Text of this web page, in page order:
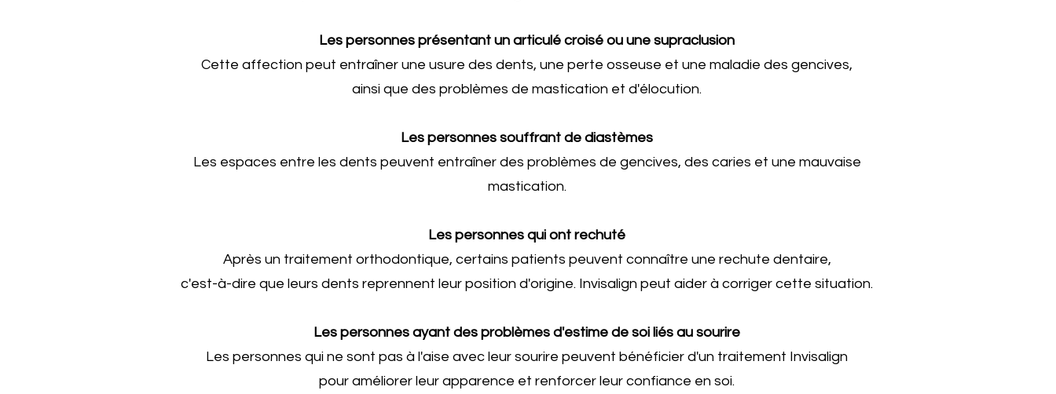
Les personnes présentant un articulé croisé ou une supraclusion
Cette affection peut entraîner une usure des dents, une perte osseuse et une maladie des gencives,
ainsi que des problèmes de mastication et d'élocution.
Les personnes souffrant de diastèmes
Les espaces entre les dents peuvent entraîner des problèmes de gencives, des caries et une mauvaise
mastication.
Les personnes qui ont rechuté
Après un traitement orthodontique, certains patients peuvent connaître une rechute dentaire,
c'est-à-dire que leurs dents reprennent leur position d'origine. Invisalign peut aider à corriger cette situation.
Les personnes ayant des problèmes d'estime de soi liés au sourire
Les personnes qui ne sont pas à l'aise avec leur sourire peuvent bénéficier d'un traitement Invisalign
pour améliorer leur apparence et renforcer leur confiance en soi.